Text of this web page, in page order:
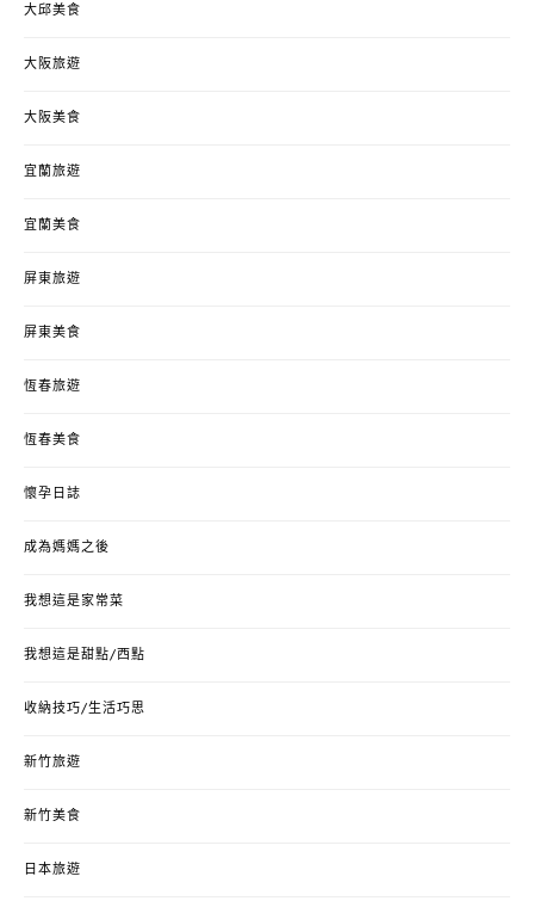
大邱美食
大阪旅遊
大阪美食
宜蘭旅遊
宜蘭美食
屏東旅遊
屏東美食
恆春旅遊
恆春美食
懷孕日誌
成為媽媽之後
我想這是家常菜
我想這是甜點/西點
收納技巧/生活巧思
新竹旅遊
新竹美食
日本旅遊